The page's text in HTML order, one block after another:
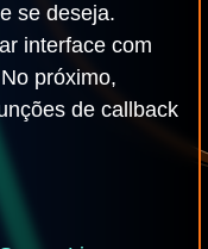
se deseja.
interface com
próximo,
de callback